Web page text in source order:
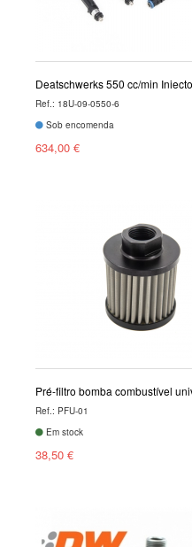
Deatschwerks 550 cc/min
Ref.: 18U-09-0550-6
Sob encomenda
634,00 €
Pré-filtro bomba combustível
Ref.: PFU-01
Em stock
38,50 €